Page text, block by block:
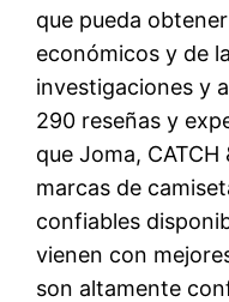
que pueda
económicos y de
investigaciones y
290 reseñas y
que Joma, CATCH
marcas de
confiables
vienen con
son altamente